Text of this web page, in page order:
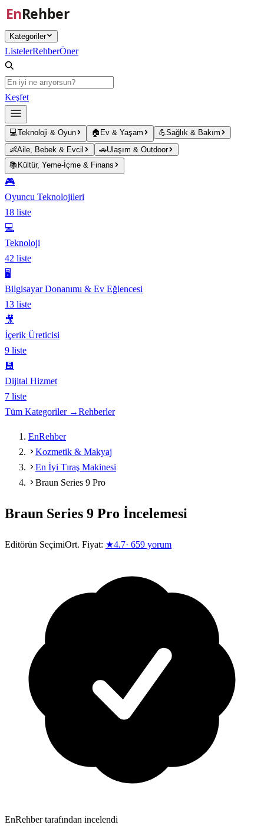
Ana içeriğe atla
Kategoriler
ListelerRehberÖner
Keşfet
💻Teknoloji & Oyun 🏠 Ev & Yaşam 💪Sağlık & Bakım
👶Aile, Bebek & Evcil 🚗Ulaşım & Outdoor
📚 Kültür, Yeme-İçme & Finans
🎮
Oyuncu Teknolojileri
18 liste
💻
Teknoloji
42 liste
🖥️
Bilgisayar Donanımı & Ev Eğlencesi
13 liste
🎥
İçerik Üreticisi
9 liste
💾
Dijital Hizmet
7 liste
Tüm Kategoriler →Rehberler
EnRehber
Kozmetik & Makyaj
En İyi Tıraş Makinesi
Braun Series 9 Pro
Braun Series 9 Pro İncelemesi
Editörün SeçimiOrt. Fiyat: ★4.7· 659 yorum
EnRehber tarafından incelendi